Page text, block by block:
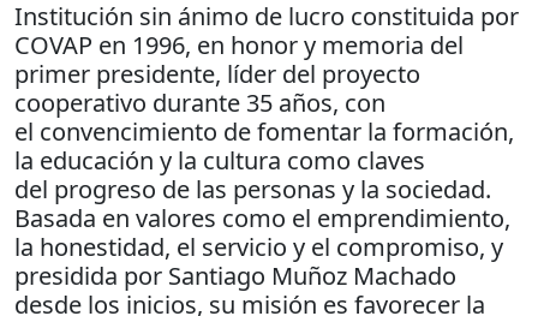
Institución sin ánimo de lucro constituida por
COVAP en 1996, en honor y memoria del
primer presidente, líder del proyecto
cooperativo durante 35 años, con
el convencimiento de fomentar la formación,
la educación y la cultura como claves
del progreso de las personas y la sociedad.
Basada en valores como el emprendimiento,
la honestidad, el servicio y el compromiso, y
presidida por Santiago Muñoz Machado
desde los inicios, su misión es favorecer la